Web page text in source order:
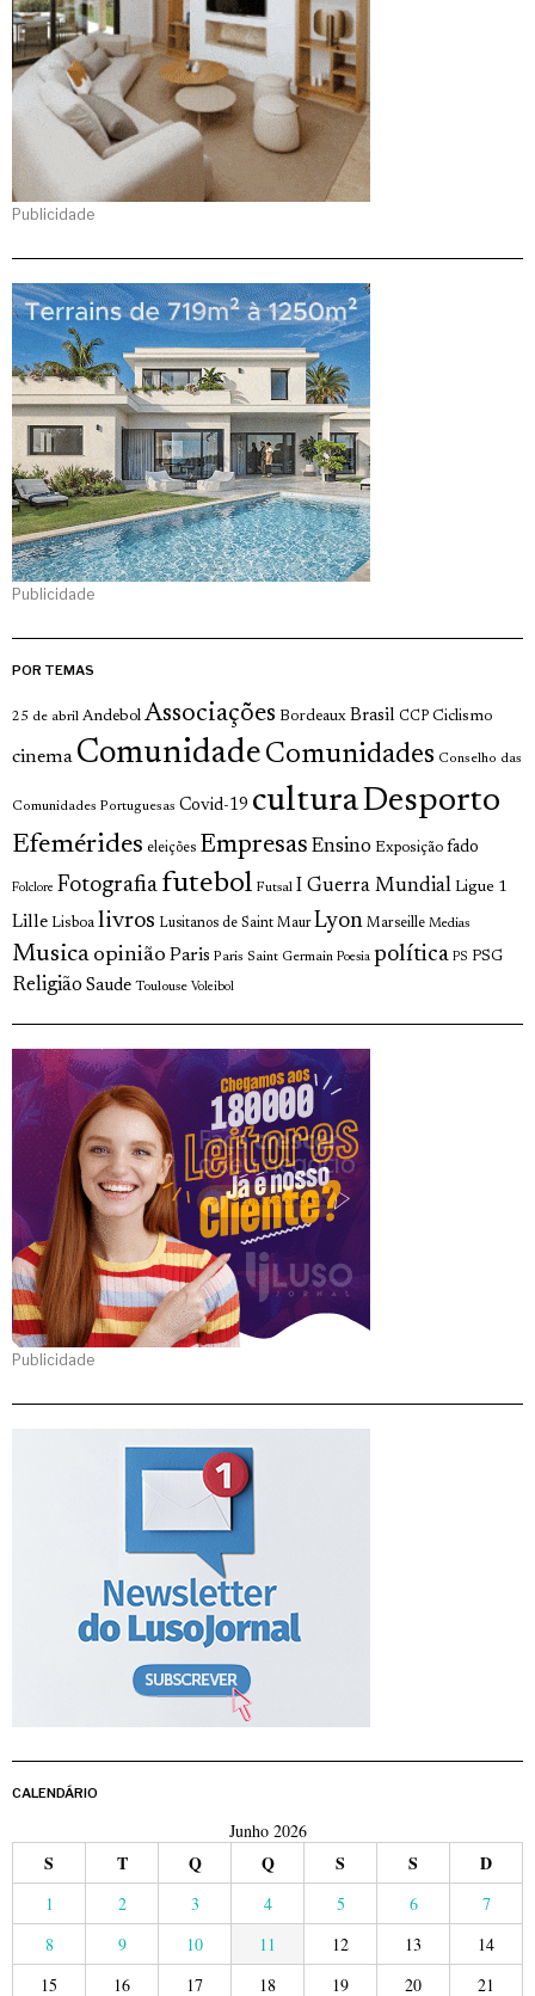
Publicidade
Publicidade
POR TEMAS
25 de abril Andebol Associações Bordeaux Brasil CCP Ciclismo
cinema Comunidade Comunidades Conselho das
Comunidades Portuguesas Covid-19 culturaDesporto
Efemérides eleições Empresas Ensino Exposição fado
Folclore Fotografia futebol Futsal I Guerra Mundial Ligue 1
Lille Lisboa livros Lusitanos de Saint Maur Lyon Marseille Medias
Musica opinião Paris Paris Saint Germain Poesia política PS PSG
Religião Saude Toulouse Voleibol
Publicidade
CALENDÁRIO
Junho 2026
S T Q Q S S D
1 2 3 4 5 6
7
8
9 10 11 12 13
14
15
16 17 18 19 20 21